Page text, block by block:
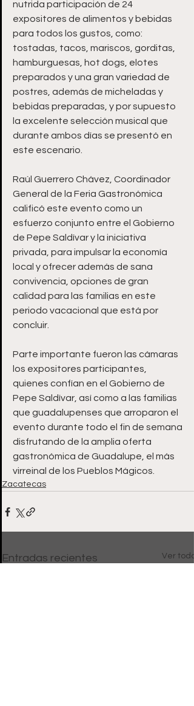
nutrida participación de 24
expositores de alimentos y bebidas
para todos los gustos, como:
tostadas, tacos, mariscos, gorditas,
hamburguesas, hot dogs, elotes
preparados y una gran variedad de
postres, además de micheladas y
bebidas preparadas, y por supuesto
la excelente selección musical que
durante ambos días se presentó en
este escenario.
Raúl Guerrero Chávez, Coordinador
General de la Feria Gastronómica
calificó este evento como un
esfuerzo conjunto entre el Gobierno
de Pepe Saldívar y la iniciativa
privada, para impulsar la economía
local y ofrecer además de sana
convivencia, opciones de gran
calidad para las familias en este
periodo vacacional que está por
concluir.
Parte importante fueron las cámaras
los expositores participantes,
quienes confían en el Gobierno de
Pepe Saldívar, así como a las familias
que guadalupenses que arroparon el
evento durante todo el fin de semana
disfrutando de la amplia oferta
gastronómica de Guadalupe, el más
virreinal de los Pueblos Mágicos.
Zacatecas
Entradas recientes Ver todo